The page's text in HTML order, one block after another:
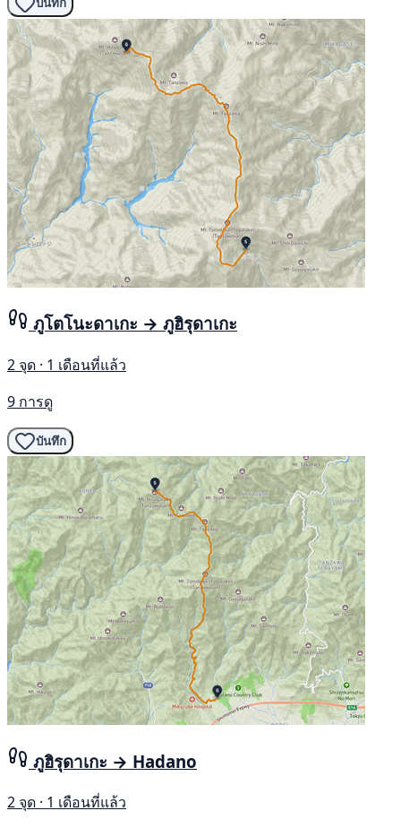
บันทึก
ภูโตโนะดาเกะ → ภูฮิรุดาเกะ
2 จุด · 1 เดือนที่แล้ว
9 การดู
บันทึก
ภูฮิรุดาเกะ → Hadano
2 จุด · 1 เดือนที่แล้ว